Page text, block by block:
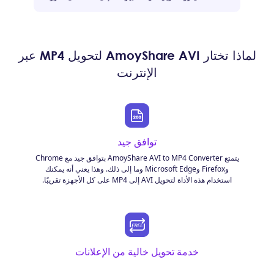
لماذا تختار AmoyShare AVI لتحويل MP4 عبر
الإنترنت
توافق جيد
يتمتع AmoyShare AVI to MP4 Converter بتوافق جيد مع Chrome
وFirefox وMicrosoft Edge وما إلى ذلك. وهذا يعني أنه يمكنك
استخدام هذه الأداة لتحويل AVI إلى MP4 على كل الأجهزة تقريبًا.
خدمة تحويل خالية من الإعلانات